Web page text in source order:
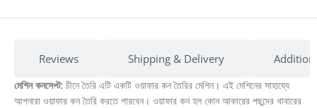
Reviews Shipping & Delivery
মেশিন কনসেপ্ট: চীনে তৈরি এটি একটি ওয়াফার কন তৈরির মেশিন। এই মেশিনের সাহায্যে
আপনারা ওয়াফার কন তৈরি করতে পারবেন। ওয়াফার কন হল কোন আকারের পছন্দের খাবারের